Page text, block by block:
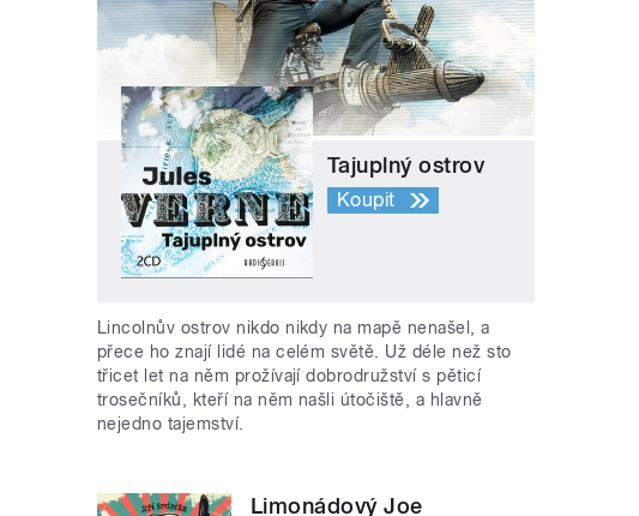
Tajuplný ostrov
Koupit
Lincolnův ostrov nikdo nikdy na mapě nenašel, a
přece ho znají lidé na celém světě. Už déle než sto
třicet let na něm prožívají dobrodružství s pěticí
trosečníků, kteří na něm našli útočiště, a hlavně
nejedno tajemství.
Limonádový Joe